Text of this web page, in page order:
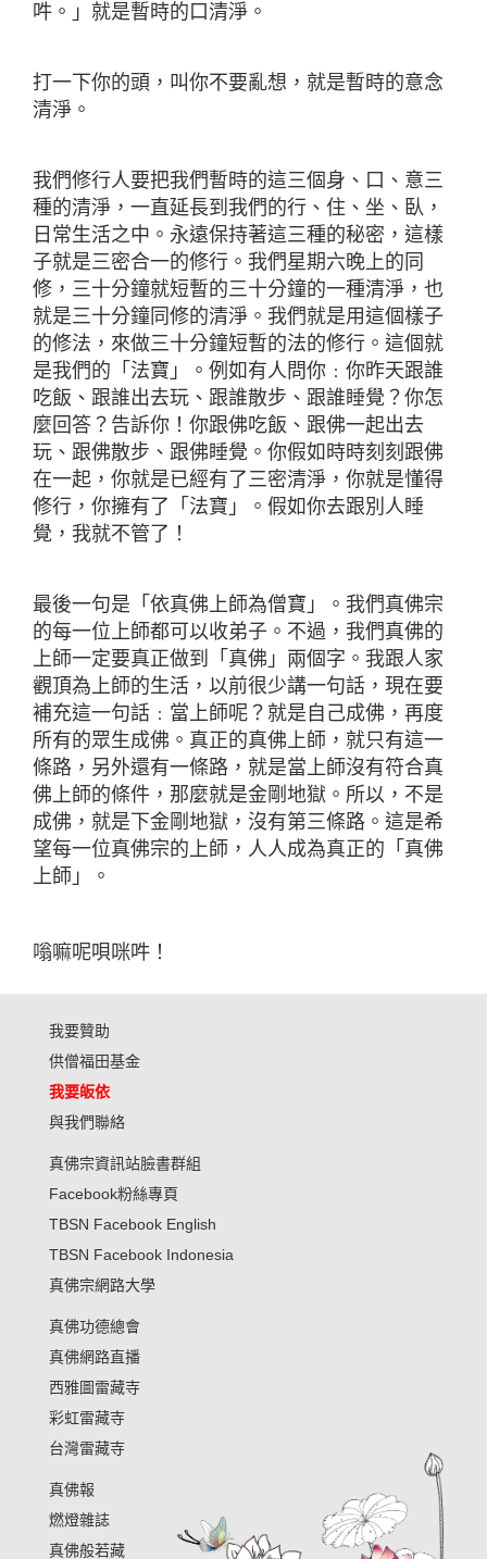
吽。」就是暫時的口清淨。
打一下你的頭，叫你不要亂想，就是暫時的意念
清淨。
我們修行人要把我們暫時的這三個身、口、意三
種的清淨，一直延長到我們的行、住、坐、臥，
日常生活之中。永遠保持著這三種的秘密，這樣
子就是三密合一的修行。我們星期六晚上的同
修，三十分鐘就短暫的三十分鐘的一種清淨，也
就是三十分鐘同修的清淨。我們就是用這個樣子
的修法，來做三十分鐘短暫的法的修行。這個就
是我們的「法寶」。例如有人問你﹕你昨天跟誰
吃飯、跟誰出去玩、跟誰散步、跟誰睡覺？你怎
麼回答？告訴你！你跟佛吃飯、跟佛一起出去
玩、跟佛散步、跟佛睡覺。你假如時時刻刻跟佛
在一起，你就是已經有了三密清淨，你就是懂得
修行，你擁有了「法寶」。假如你去跟別人睡
覺，我就不管了！
最後一句是「依真佛上師為僧寶」。我們真佛宗
的每一位上師都可以收弟子。不過，我們真佛的
上師一定要真正做到「真佛」兩個字。我跟人家
觀頂為上師的生活，以前很少講一句話，現在要
補充這一句話﹕當上師呢？就是自己成佛，再度
所有的眾生成佛。真正的真佛上師，就只有這一
條路，另外還有一條路，就是當上師沒有符合真
佛上師的條件，那麼就是金剛地獄。所以，不是
成佛，就是下金剛地獄，沒有第三條路。這是希
望每一位真佛宗的上師，人人成為真正的「真佛
上師」。
嗡嘛呢唄咪吽！
我要贊助
供僧福田基金
我要皈依
與我們聯絡
真佛宗資訊站臉書群組
Facebook粉絲專頁
TBSN Facebook English
TBSN Facebook Indonesia
真佛宗網路大學
真佛功德總會
真佛網路直播
西雅圖雷藏寺
彩虹雷藏寺
台灣雷藏寺
真佛報
燃燈雜誌
真佛般若藏